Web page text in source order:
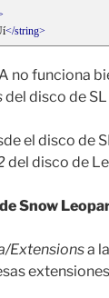
</string>
no funciona
del disco de SL
el disco de
del disco de
Snow
Extensionsa
extensiones